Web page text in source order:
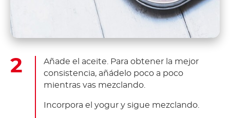
Añade el aceite. Para obtener la mejor
consistencia, añádelo poco a poco
mientras vas mezclando.
Incorpora el yogur y sigue mezclando.